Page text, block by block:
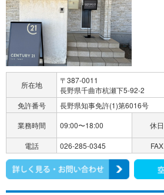
所在地
〒387-0011
長野県千曲市杭瀬下5-92-2
免許番号
長野県知事免許(1)第6016号
業務時間
09:00〜18:00 休日
電話
026-285-0345 FAX